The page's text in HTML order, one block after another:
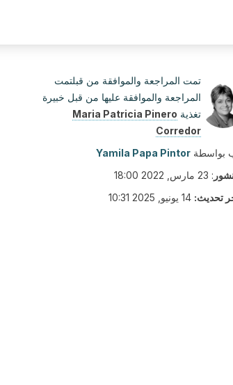
تمت المراجعة والموافقة من قبلتمت
المراجعة والموافقة عليها من قبل خبيرة
تغذية Maria Patricia Pinero
Corredor
بواسطة Yamila Papa Pintor
: 23 مارس, 2022 18:00
تحديث: 14 يونيو, 2025 10:31